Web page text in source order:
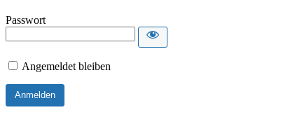
Passwort
Angemeldet bleiben